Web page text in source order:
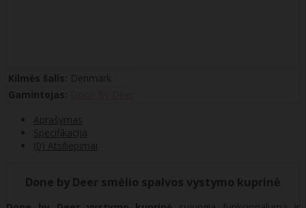
Kilmės šalis: Denmark
Gamintojas:
Aprašymas
Specifikacija
(0) Atsiliepimai
Done by Deer smėlio spalvos vystymo kuprinė